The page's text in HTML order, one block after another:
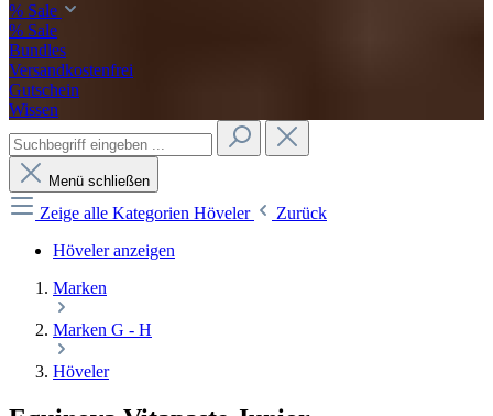
% Sale
% Sale
Bundles
Versandkostenfrei
Gutschein
Wissen
Menü schließen
Zeige alle Kategorien Höveler
Zurück
Höveler anzeigen
Marken
Marken G - H
Höveler